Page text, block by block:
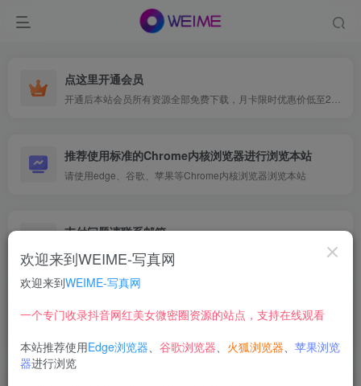
点这里开通会员
推荐使用标准的Chrome内核浏览器进行浏览本站
请使用edge、谷歌、苹果等Chrome内核浏览器浏览本站
支付问题请联系邮箱
遇到支付问题请联系网页底部邮箱或者微信支付留言
今天是九斤明哥
欢迎来到WEIME-写真网
欢迎来到WEIME-写真网
一个专门收录抖音网红美女微密圈资源的站点，支持在线观看
本站推荐使用Edge浏览器、 谷歌浏览器、 火狐浏览器、 苹果浏览
器进行浏览